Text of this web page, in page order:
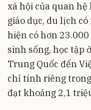
xã hội của quan hệ
giáo dục, du lịch
hiện có hơn
sinh sống, học tập
Trung Quốc đến
chỉ tính riêng
đạt khoảng 2,1